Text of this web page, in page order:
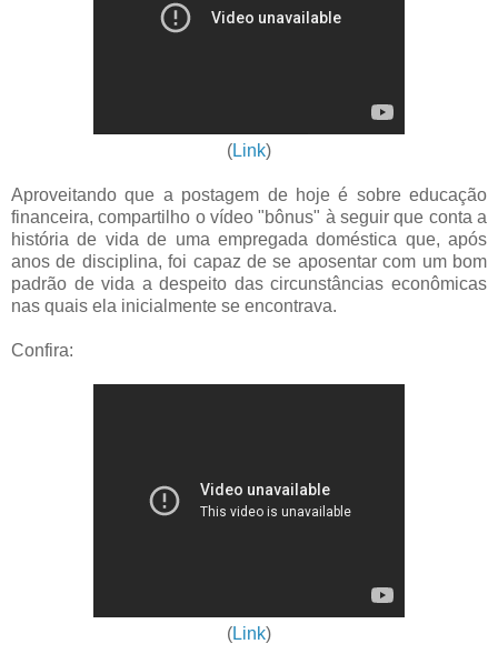
(Link)
Aproveitando que a postagem de hoje é sobre educação
financeira, compartilho o vídeo "bônus" à seguir que conta a
história de vida de uma empregada doméstica que, após
anos de disciplina, foi capaz de se aposentar com um bom
padrão de vida a despeito das circunstâncias econômicas
nas quais ela inicialmente se encontrava.
Confira:
(Link)